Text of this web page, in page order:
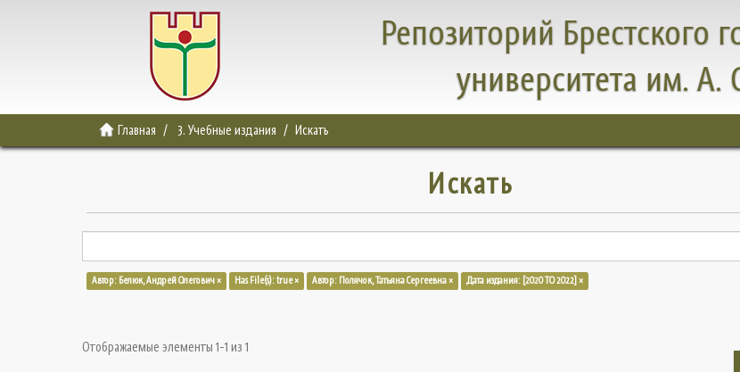
Репозиторий Брестского
университета им.
Главная 3. Учебные издания Искать
Искать
Автор: Белюк, Андрей Олегович × Has File(s): true × Автор: Полячок, Татьяна Сергеевна × Дата издания: [2020 TO 2022] ×
Отображаемые элементы 1-1 из 1